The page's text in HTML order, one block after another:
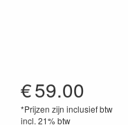
€59.00
*Prijzen zijn inclusief btw
incl. 21% btw